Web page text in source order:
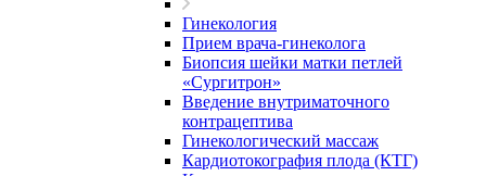
Гинекология
Прием врача-гинеколога
Биопсия шейки матки петлей
«Сургитрон»
Введение внутриматочного
контрацептива
Гинекологический массаж
Кардиотокография плода (КТГ)